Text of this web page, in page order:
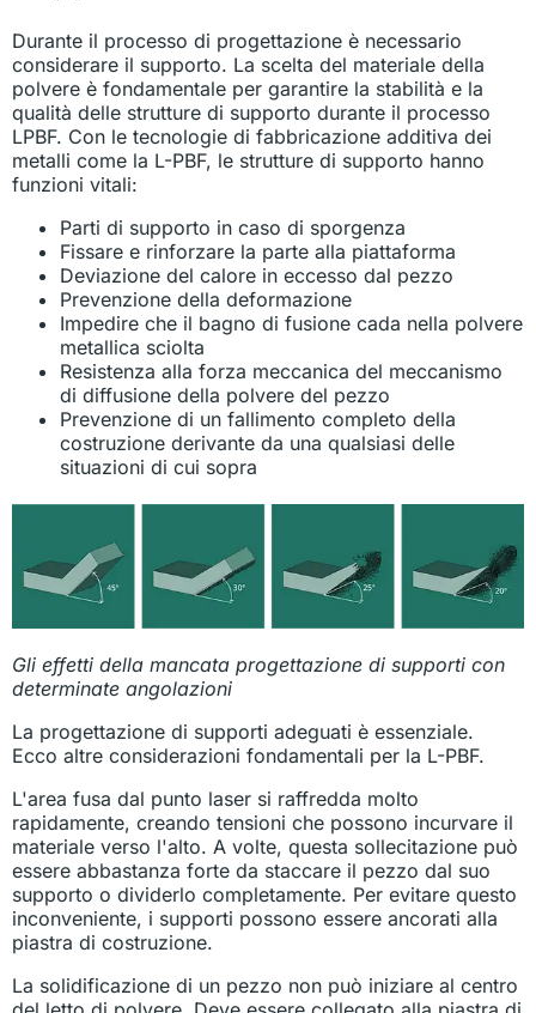
Durante il processo di progettazione è necessario
considerare il supporto. La scelta del materiale della
polvere è fondamentale per garantire la stabilità e la
qualità delle strutture di supporto durante il processo
LPBF. Con le tecnologie di fabbricazione additiva dei
metalli come la L-PBF, le strutture di supporto hanno
funzioni vitali:
Parti di supporto in caso di sporgenza
Fissare e rinforzare la parte alla piattaforma
Deviazione del calore in eccesso dal pezzo
Prevenzione della deformazione
Impedire che il bagno di fusione cada nella polvere
metallica sciolta
Resistenza alla forza meccanica del meccanismo
di diffusione della polvere del pezzo
Prevenzione di un fallimento completo della
costruzione derivante da una qualsiasi delle
situazioni di cui sopra
Gli effetti della mancata progettazione di supporti con
determinate angolazioni
La progettazione di supporti adeguati è essenziale.
Ecco altre considerazioni fondamentali per la L-PBF.
L'area fusa dal punto laser si raffredda molto
rapidamente, creando tensioni che possono incurvare il
materiale verso l'alto. A volte, questa sollecitazione può
essere abbastanza forte da staccare il pezzo dal suo
supporto o dividerlo completamente. Per evitare questo
inconveniente, i supporti possono essere ancorati alla
piastra di costruzione.
La solidificazione di un pezzo non può iniziare al centro